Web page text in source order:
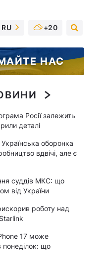
RU +20
НАС
Росії залежить
деталі
оборонка
вдвічі, але є
суддів МКС: що
від України
роботу над
17 може
що